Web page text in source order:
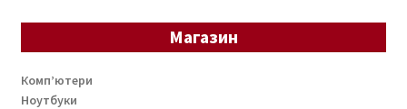
Магазин
Комп’ютери
Ноутбуки